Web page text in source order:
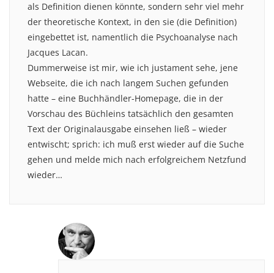
als Definition dienen könnte, sondern sehr viel mehr
der theoretische Kontext, in den sie (die Definition)
eingebettet ist, namentlich die Psychoanalyse nach
Jacques Lacan.
Dummerweise ist mir, wie ich justament sehe, jene
Webseite, die ich nach langem Suchen gefunden
hatte – eine Buchhändler-Homepage, die in der
Vorschau des Büchleins tatsächlich den gesamten
Text der Originalausgabe einsehen ließ – wieder
entwischt; sprich: ich muß erst wieder auf die Suche
gehen und melde mich nach erfolgreichem Netzfund
wieder…